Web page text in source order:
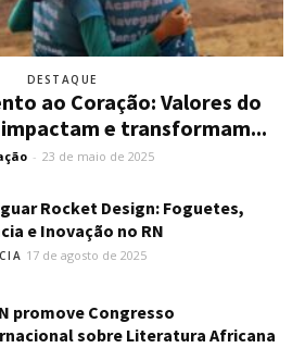
DESTAQUE
ao Coração: Valores do
e transformam...
- 23 de maio de 2025
Rocket Design: Foguetes,
e Inovação no RN
17 de agosto de 2025
promove Congresso
sobre Literatura Africana